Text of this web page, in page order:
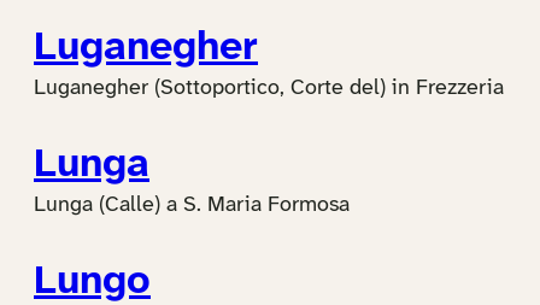
Luganegher
Luganegher (Sottoportico, Corte del) in Frezzeria
Lunga
Lunga (Calle) a S. Maria Formosa
Lungo